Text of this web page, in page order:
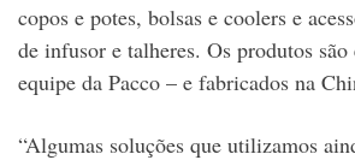
copos e potes, bolsas e coolers e
de infusor e talheres. Os produtos são
equipe da Pacco – e fabricados na
“Algumas soluções que utilizamos